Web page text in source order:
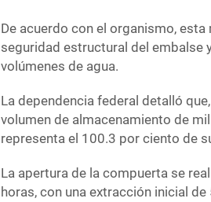
De acuerdo con el organismo,
seguridad estructural del embalse
volúmenes de agua.
La dependencia federal detalló
volumen de almacenamiento de
representa el 100.3 por ciento de
La apertura de la compuerta se
horas, con una extracción inicial